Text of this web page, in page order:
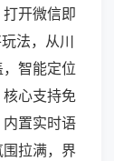
开微信即
法，从川
智能定位
心支持免
置实时语
拉满，界